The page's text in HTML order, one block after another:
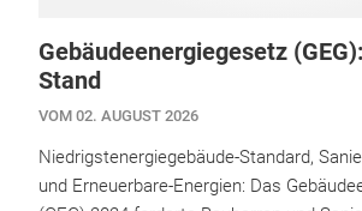
Gebäudeenergiegesetz
Stand
VOM 02. AUGUST 2026
Niedrigstenergiegebäude-Standard,
und Erneuerbare-Energien: Das